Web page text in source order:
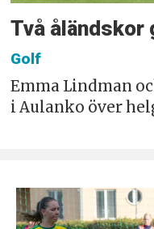
Två åländskor
Golf
Emma Lindman
i Aulanko över